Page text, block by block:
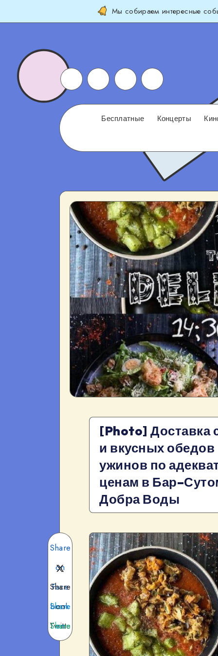
Мы собираем интересные
Бесплатные Концерты
[Photo] Доставка
и вкусных обедов
ужинов по
ценам в
Добра Воды
Share
on
Face
book
Share
on
Twitte
Share
on
Share